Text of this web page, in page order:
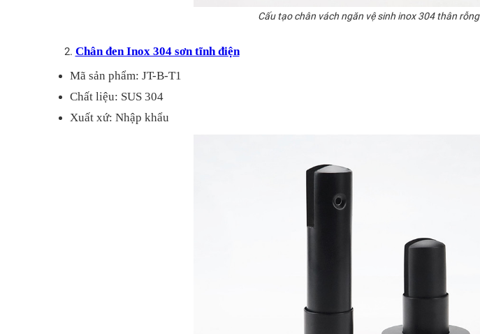
Cấu tạo chân vách ngăn vệ sinh inox 304 thân rỗng
Chân đen Inox 304 sơn tĩnh điện
Mã sản phẩm: JT-B-T1
Chất liệu: SUS 304
Xuất xứ: Nhập khẩu